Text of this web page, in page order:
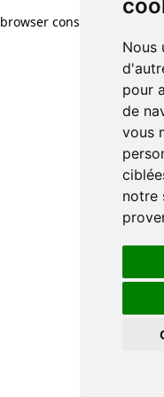
Nous
pour
de
vous
notre
browser console for more